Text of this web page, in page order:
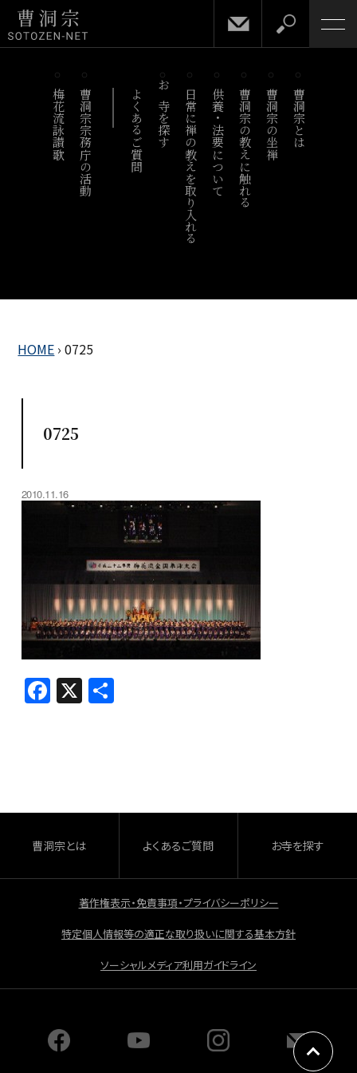
梅花流詠讃歌 曹洞宗宗務庁の活動 よくあるご質問 お寺を探す 日常に禅の教えを取り入れる供養・法要について曹洞宗の教えに触れる 曹洞宗の坐禅 曹洞宗とは
HOME › 0725
0725
2010.11.16
F
a
o
o
k
X 共
曹洞宗とは よくあるご質問 お寺を探す
著作権表示・免責事項・プライバシーポリシー
特定個人情報等の適正な取り扱いに関する基本方針
ソーシャルメディア利用ガイドライン